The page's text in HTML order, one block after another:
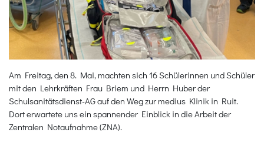
Am Freitag, den 8. Mai, machten sich 16 Schülerinnen und Schüler
mit den Lehrkräften Frau Briem und Herrn Huber der
Schulsanitätsdienst-AG auf den Weg zur medius Klinik in Ruit.
Dort erwartete uns ein spannender Einblick in die Arbeit der
Zentralen Notaufnahme (ZNA).